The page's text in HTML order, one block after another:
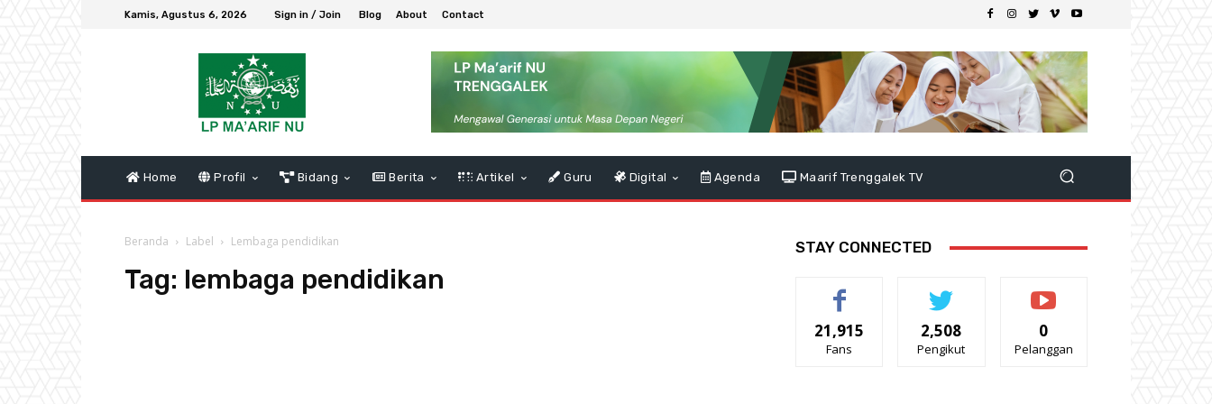
Kamis, Agustus 6, 2026 Sign in / Join Blog About Contact
Home Profil Bidang Berita Artikel Guru Digital Agenda Maarif Trenggalek TV
Beranda Label Lembaga pendidikan
Tag: lembaga pendidikan
STAY CONNECTED
21,915
Fans
2,508
Pengikut
0
Pelanggan